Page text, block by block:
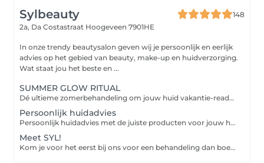
Sylbeauty
148
2a, Da Costastraat Hoogeveen 7901HE
In onze trendy beautysalon geven wij je persoonlijk en eerlijk
advies op het gebied van beauty, make-up en huidverzorging.
Wat staat jou het beste en ...
SUMMER GLOW RITUAL
Dé ultieme zomerbehandeling om jouw huid vakantie-ready te maken Perfect om vóór je vakantie in te zetten zodat jouw huid een echte summer pre-boost krijgt en jij tijdens je vakantie straalt met een gezonde, frisse en golden glow Tijdens deze luxe huidverbeterende behandeling nemen wij jou mee in een ultiem ontspanningsmoment voor body & mind. Door middel van aromatische geuren, speciale drukpunten en luxe huidverbetering brengen wij jouw huid volledig in balans. Deze treatment bevat de NIEUWE Orange Peeling van Cenzaa voor een frisse, gladde en stralende huid. Tijdens de massage werken we met ons nieuwe Glow Elixir voor die prachtige golden summer glow Het zuurstofmasker stimuleert de doorbloeding waarna we met een luxe Guasha bindweefselmassage werken aan lifting, versteviging en glow boosting resultaten. Wenkbrauwen waxen Ontspannend welkomstritueel Aroma geurreis & moodcard Reinigingsritueel NEW Orange Peeling Spicy Skin Shock Boost Glow Elixir bindweefselmassage Lift & Glow masker & massage Bubble up the glow GRATIS Luxe Skin Boost Box t.w.v. €69,95 cadeau Nu van €169,95 voor slechts €149,95
Persoonlijk huidadvies
Persoonlijk huidadvies met de juiste producten voor jouw huid. Tijdens dit advies kijken we samen naar jouw huidwensen en welke producten daarvoor geschikt zijn. Bij een besteding vanaf 50 euro is het advies gratis
Meet SYL!
Kom je voor het eerst bij ons voor een behandeling dan boek je dit treatment. Intake en huidanalyse Wenkbrauwen waxen Silk+ reiniging Scrub+ dieptereiniging Onzuiverheden verwijderen Massage Double+ gezichtsmasker Verzorging afgestemd op uw huid en advies inclusief thuisverzorgingsset twv €44,95 (luxe miniatuur reiniging 50ml./10 ml. serum/5 ml.24h creme/masker) Let op: deze behandeling kun je alleen de eerste keer als kennismaking boeken. Daarna kies je de care of boost behandeling.